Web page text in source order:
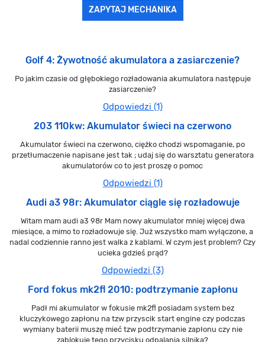
ZAPYTAJ MECHANIKA
Golf 4: Żywotność akumulatora a zasiarczenie?
Po jakim czasie od głębokiego rozładowania akumulatora następuje
zasiarczenie?
Odpowiedzi (1)
203 110kw: Akumulator świeci na czerwono
Akumulator świeci na czerwono, ciężko chodzi wspomaganie, po
przetłumaczenie napisane jest tak ; udaj się do warsztatu generatora
akumulatorów co to jest proszę o pomoc
Odpowiedzi (1)
Audi a3 98r: Akumulator ciągle się rozładowuje
Witam mam audi a3 98r Mam nowy akumulator mniej więcej dwa
miesiące, a mimo to rozładowuje się. Już wszystko mam wyłączone, a
nadal codziennie ranno jest walka z kablami. W czym jest problem? Czy
ucieka gdzieś prąd?
Odpowiedzi (3)
Ford fokus mk2fl 2010: podtrzymanie zapłonu
Padł mi akumulator w fokusie mk2fl posiadam system bez
kluczykowego zapłonu na tzw przyscik start engine czy podczas
wymiany baterii muszę mieć tzw podtrzymanie zapłonu czy nie
zablokuje tego przycisku odpalania silnika?